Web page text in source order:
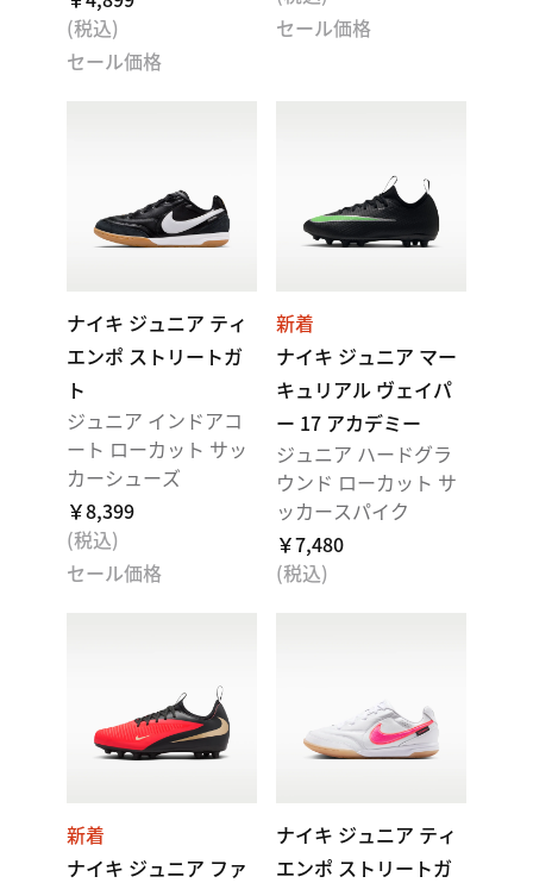
(税込)
セール価格
セール価格
ナイキ ジュニア ティ
エンポ ストリートガ
ト
ジュニア インドアコ
ート ローカット サッ
カーシューズ
￥8,399
(税込)
セール価格
新着
ナイキ ジュニア マー
キュリアル ヴェイパ
ー 17 アカデミー
ジュニア ハードグラ
ウンド ローカット サ
ッカースパイク
￥7,480
(税込)
新着
ナイキ ジュニア ファ
ナイキ ジュニア ティ
エンポ ストリートガ